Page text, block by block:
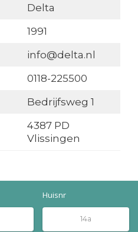
Delta
1991
info@delta.nl
0118-225500
Bedrijfsweg 1
4387 PD
Vlissingen
Huisnr